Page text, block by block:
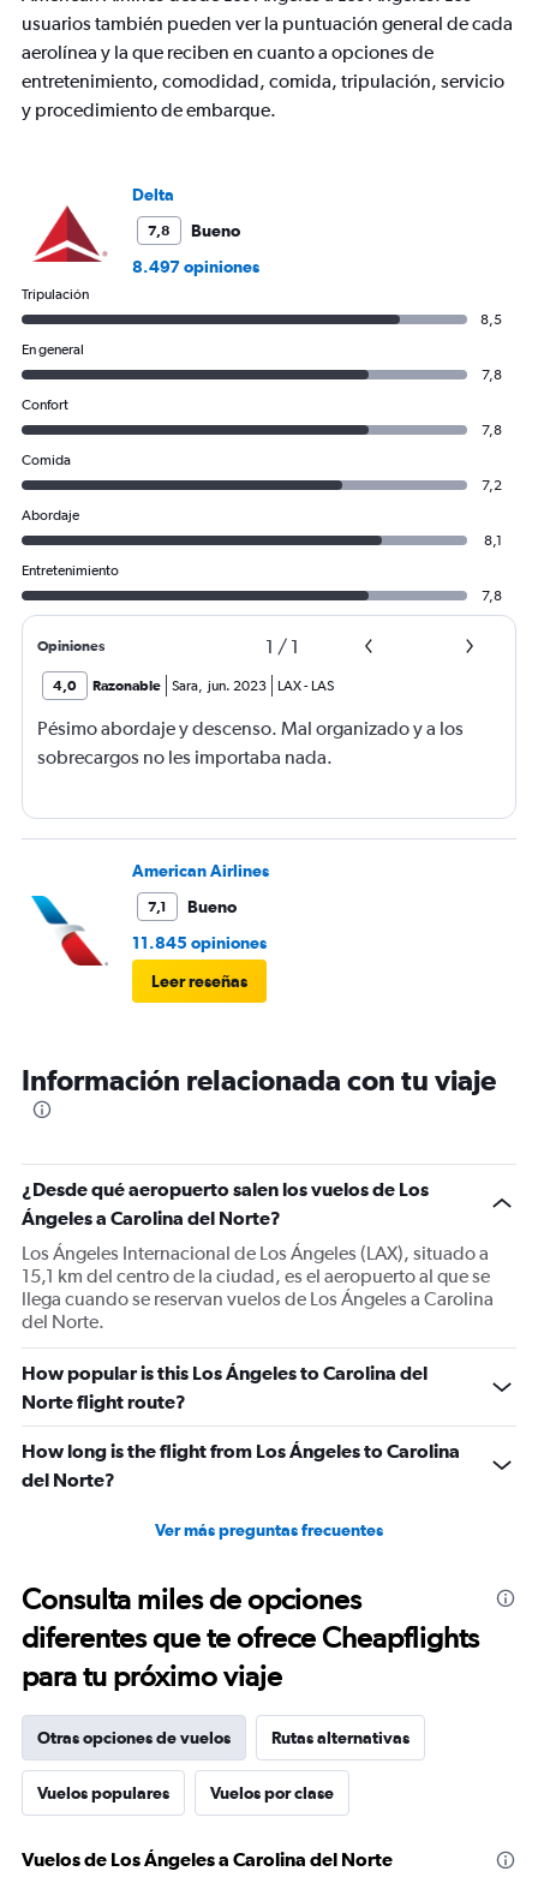
1
Y
axis
displaying
Range:
usuarios también pueden ver la puntuación general de cada
aerolínea y la que reciben en cuanto a opciones de
entretenimiento, comodidad, comida, tripulación, servicio
y procedimiento de embarque.
Delta
7,8
Bueno
8.497 opiniones
Tripulación
8,5
En general
7,8
Confort
7,8
Comida
7,2
Abordaje
8,1
Entretenimiento
7,8
Opiniones 1 / 1
4,0 Razonable Sara, jun. 2023 LAX- LAS
Pésimo abordaje y descenso. Mal organizado y a los
sobrecargos no les importaba nada.
American Airlines
7,1
Bueno
11.845 opiniones
Leer reseñas
Información relacionada con tu viaje
¿Desde qué aeropuerto salen los vuelos de Los
Ángeles a Carolina del Norte?
Los Ángeles Internacional de Los Ángeles (LAX), situado a
15,1 km del centro de la ciudad, es el aeropuerto al que se
llega cuando se reservan vuelos de Los Ángeles a Carolina
del Norte.
How popular is this Los Ángeles to Carolina del
Norte flight route?
How long is the flight from Los Ángeles to Carolina
del Norte?
Ver más preguntas frecuentes
Consulta miles de opciones
diferentes que te ofrece Cheapflights
para tu próximo viaje
Otras opciones de vuelos Rutas alternativas
Vuelos populares Vuelos por clase
Vuelos de Los Ángeles a Carolina del Norte